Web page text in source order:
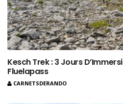
Kesch Trek : 3 Jours
Fluelapass
CARNETSDERANDO